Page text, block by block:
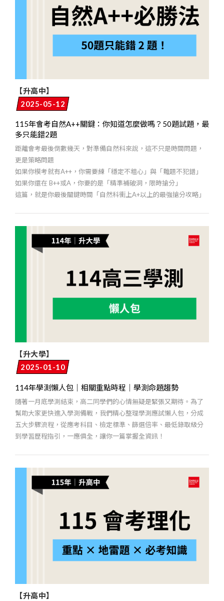
【升高中】
2025-05-12
115年會考自然A++關鍵：你知道怎麼做嗎？50題試題，最
多只能錯2題
距離會考最後倒數幾天，對準備自然科來說，這不只是時間問題，
更是策略問題
如果你模考就有A++，你需要練「穩定不粗心」與「難題不犯錯」
如果你還在 B++或A，你要的是「精準補破洞，限時搶分」
這篇，就是你最後關鍵時間「自然科衝上A+以上的最強搶分攻略」
【升大學】
2025-01-10
114年學測懶人包｜相關重點時程｜學測命題趨勢
隨著一月底學測結束，高二同學們的心情無疑是緊張又期待。為了
幫助大家更快進入學測備戰，我們精心整理學測應試懶人包，分成
五大步驟流程，從應考科目、檢定標準、篩選倍率、最低錄取級分
到學習歷程指引，一應俱全，讓你一篇掌握全資訊！
【升高中】